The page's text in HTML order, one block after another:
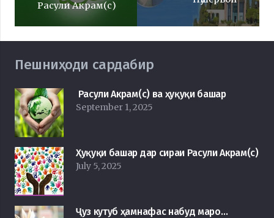
Расули Акрам(с)
Пешниҳоди сардабир
Расули Акрам(с) ва ҳуқуқи башар
September 1, 2025
Ҳуқуқи башар дар сираи Расули Акрам(с)
July 5, 2025
Ҷуз кутуб ҳамнафас набуд маро…